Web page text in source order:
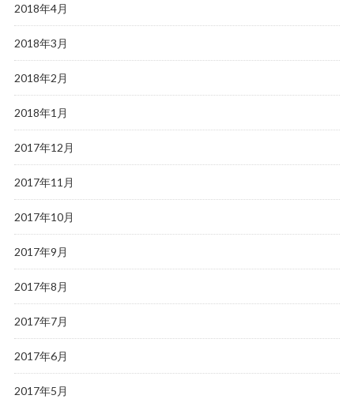
2018年4月
2018年3月
2018年2月
2018年1月
2017年12月
2017年11月
2017年10月
2017年9月
2017年8月
2017年7月
2017年6月
2017年5月